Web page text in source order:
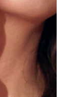
Scalp
Gel
日期11/08/2026
日期 13/08/2026
日期 09/08/2026
日期 12/08/2026